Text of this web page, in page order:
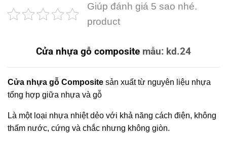
Giúp đánh giá 5 sao nhé.
product
Cửa nhựa gỗ composite mẫu: kd.24
Cửa nhựa gỗ Composite sản xuất từ nguyên liệu nhựa
tổng hợp giữa nhựa và gỗ
Là một loại nhựa nhiệt dẻo với khả năng cách điện, không
thấm nước, cứng và chắc nhưng không giòn.